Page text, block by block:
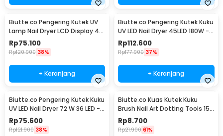
Biutte.co Pengering Kutek UV
Lamp Nail Dryer LCD Display 45
LED 120W - Dmoley SUNX5MAX
Rp75.100
Rp120.900 38%
+ Keranjang
Biutte.co Pengering Kutek Kuku
UV LED Nail Dryer 45LED 180W -
SUN-M3
Rp112.600
Rp177.900 37%
+ Keranjang
Biutte.co Pengering Kutek Kuku
UV LED Nail Dryer 72 W 36 LED -
SUN X5 Plus
Rp75.600
Rp121.900 38%
Biutte.co Kuas Kutek Kuku
Brush Nail Art Dotting Tools 15
PCS - N1800
Rp8.700
Rp21.900 61%